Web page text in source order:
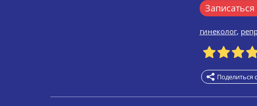
гинеколог,
Поделиться